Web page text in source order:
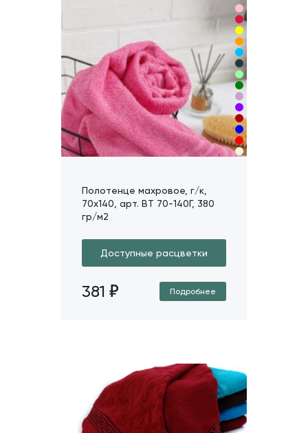
Полотенце махровое, г/к,
70х140, арт. ВТ 70-140Г, 380
гр/м2
Доступные расцветки
381 Подробнее